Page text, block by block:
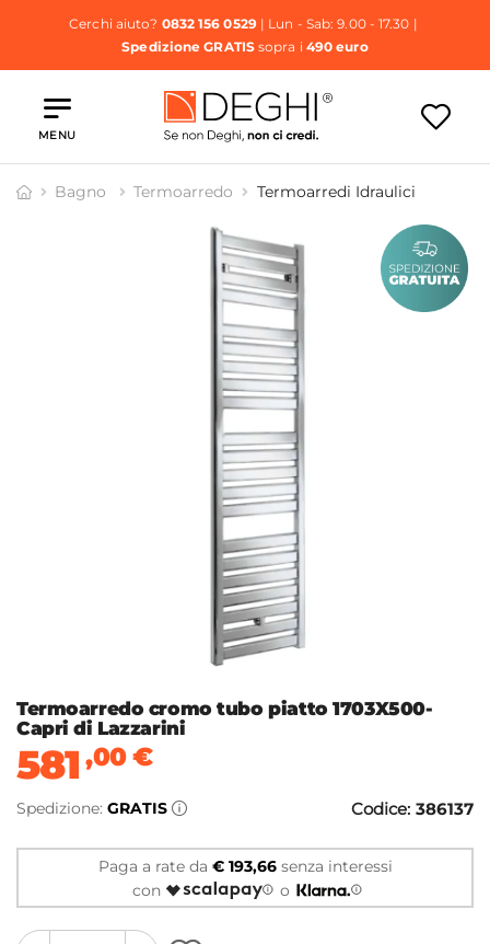
Cerchi aiuto? 0832 156 0529| Lun - Sab: 9.00 - 17.30 |
Spedizione GRATISsopra i 490 euro
MENU
Bagno Termoarredo Termoarredi Idraulici
Termoarredo cromo tubo piatto 1703X500-
Capri di Lazzarini
581,00€
Spedizione: GRATIS Codice: 386137
Paga a rate da € 193,66senza interessi
con
o